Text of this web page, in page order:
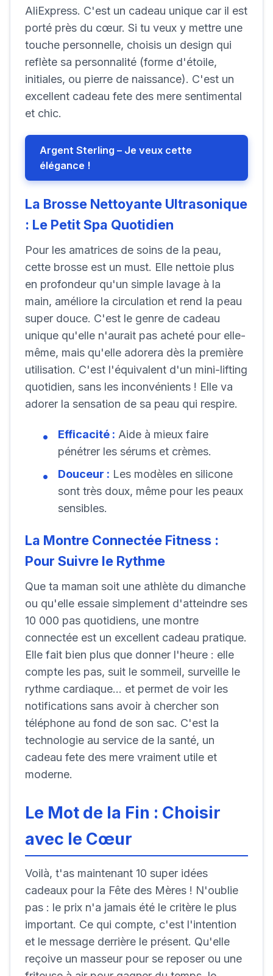
AliExpress. C'est un cadeau unique car il est
porté près du cœur. Si tu veux y mettre une
touche personnelle, choisis un design qui
reflète sa personnalité (forme d'étoile,
initiales, ou pierre de naissance). C'est un
excellent cadeau fete des mere sentimental
et chic.
Argent Sterling – Je veux cette
élégance !
La Brosse Nettoyante Ultrasonique
: Le Petit Spa Quotidien
Pour les amatrices de soins de la peau,
cette brosse est un must. Elle nettoie plus
en profondeur qu'un simple lavage à la
main, améliore la circulation et rend la peau
super douce. C'est le genre de cadeau
unique qu'elle n'aurait pas acheté pour elle-
même, mais qu'elle adorera dès la première
utilisation. C'est l'équivalent d'un mini-lifting
quotidien, sans les inconvénients ! Elle va
adorer la sensation de sa peau qui respire.
Efficacité : Aide à mieux faire
pénétrer les sérums et crèmes.
Douceur : Les modèles en silicone
sont très doux, même pour les peaux
sensibles.
La Montre Connectée Fitness :
Pour Suivre le Rythme
Que ta maman soit une athlète du dimanche
ou qu'elle essaie simplement d'atteindre ses
10 000 pas quotidiens, une montre
connectée est un excellent cadeau pratique.
Elle fait bien plus que donner l'heure : elle
compte les pas, suit le sommeil, surveille le
rythme cardiaque... et permet de voir les
notifications sans avoir à chercher son
téléphone au fond de son sac. C'est la
technologie au service de la santé, un
cadeau fete des mere vraiment utile et
moderne.
Le Mot de la Fin : Choisir
avec le Cœur
Voilà, t'as maintenant 10 super idées
cadeaux pour la Fête des Mères ! N'oublie
pas : le prix n'a jamais été le critère le plus
important. Ce qui compte, c'est l'intention
et le message derrière le présent. Qu'elle
reçoive un masseur pour se reposer ou une